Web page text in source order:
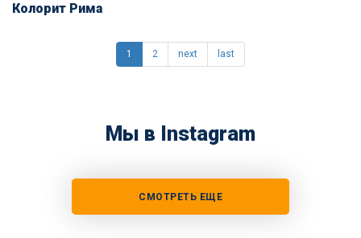
Колорит Рима
1 2 next last
Мы в Instagram
СМОТРЕТЬ ЕЩЕ